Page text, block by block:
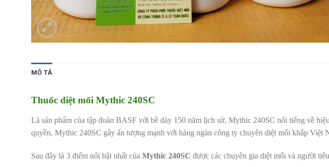
MÔ TẢ
Thuốc diệt mối Mythic 240SC
Là sản phẩm của tập đoàn BASF với bề dày 150 năm lịch sử, Mythic 240SC nổi tiếng về
quyền, Mythic 240SC gây ấn tượng mạnh với hàng ngàn công ty chuyên diệt mối khắp Việt
Sau đây là 3 điểm nổi bật nhất của Mythic 240SC được các chuyên gia diệt mối và người